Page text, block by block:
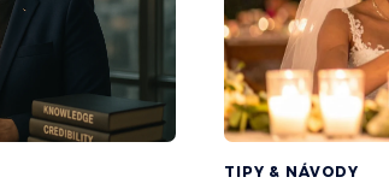
TIPY & NÁVODY